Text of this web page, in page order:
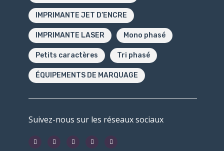
IMPRIMANTE JET D’ENCRE
IMPRIMANTE LASER Mono phasé
Petits caractères Tri phasé
ÉQUIPEMENTS DE MARQUAGE
Suivez-nous sur les réseaux sociaux